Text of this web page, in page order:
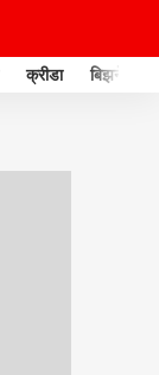
क्रीडा बिझनेस